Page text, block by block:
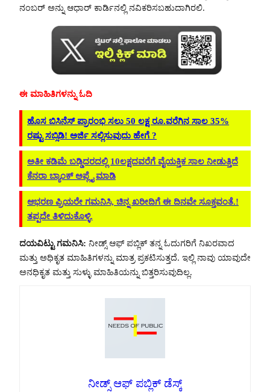
ನಂಬರ್ ಅನ್ನು ಆಧಾರ್ ಕಾರ್ಡಿನಲ್ಲಿ ನವಿಕರಿಸಬಹುದಾಗಿರಲಿ.
ಈ ಮಾಹಿತಿಗಳನ್ನು ಓದಿ
ಹೊಸ ಬಿಸಿನೆಸ್ ಪ್ರಾರಂಭಿ ಸಲು 50 ಲಕ್ಷ ರೂ.ವರೆಗಿನ ಸಾಲ 35%
ರಷ್ಟು ಸಬ್ಸಿಡಿ! ಅರ್ಜಿ ಸಲ್ಲಿಸುವುದು ಹೇಗೆ ?
ಅತೀ ಕಡಿಮೆ ಬಡ್ಡಿದರದಲ್ಲಿ 10ಲಕ್ಷದವರೆಗೆ ವೈಯಕ್ತಿಕ ಸಾಲ ನೀಡುತ್ತಿದೆ
ಕೆನರಾ ಬ್ಯಾಂಕ್ ಅಪ್ಲೈ ಮಾಡಿ
ಆಭರಣ ಪ್ರಿಯರೇ ಗಮನಿಸಿ, ಚಿನ್ನ ಖರೀದಿಗೆ ಈ ದಿನವೇ ಸೂಕ್ತವಂತೆ.!
ತಪ್ಪದೇ ತಿಳಿದುಕೊಳ್ಳಿ.
ದಯವಿಟ್ಟು ಗಮನಿಸಿ: ನೀಡ್ಸ್ ಆಫ್ ಪಬ್ಲಿಕ್ ತನ್ನ ಓದುಗರಿಗೆ ನಿಖರವಾದ
ಮತ್ತು ಅಧಿಕೃತ ಮಾಹಿತಿಗಳನ್ನು ಮಾತ್ರ ಪ್ರಕಟಿಸುತ್ತದೆ. ಇಲ್ಲಿ ನಾವು ಯಾವುದೇ
ಅನಧಿಕೃತ ಮತ್ತು ಸುಳ್ಳು ಮಾಹಿತಿಯನ್ನು ಬಿತ್ತರಿಸುವುದಿಲ್ಲ.
ನೀಡ್ಸ್ ಆಫ್ ಪಬ್ಲಿಕ್ ಡೆಸ್ಕ್